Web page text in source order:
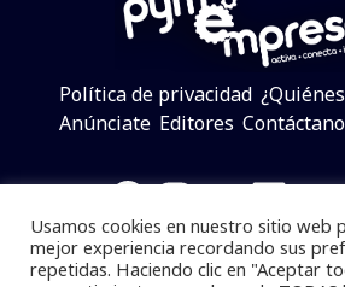
Política de privacidad
Anúnciate Editores
Facebook
Twitter
Usamos cookies en nuestro sitio web
mejor experiencia recordando sus
repetidas. Haciendo clic en "Aceptar